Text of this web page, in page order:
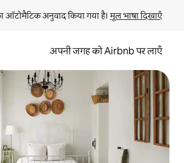
ऑटोमैटिक अनुवाद किया गया है। मूल भाषा दिखाएँ
अपनी जगह को Airbnb पर लाएँ